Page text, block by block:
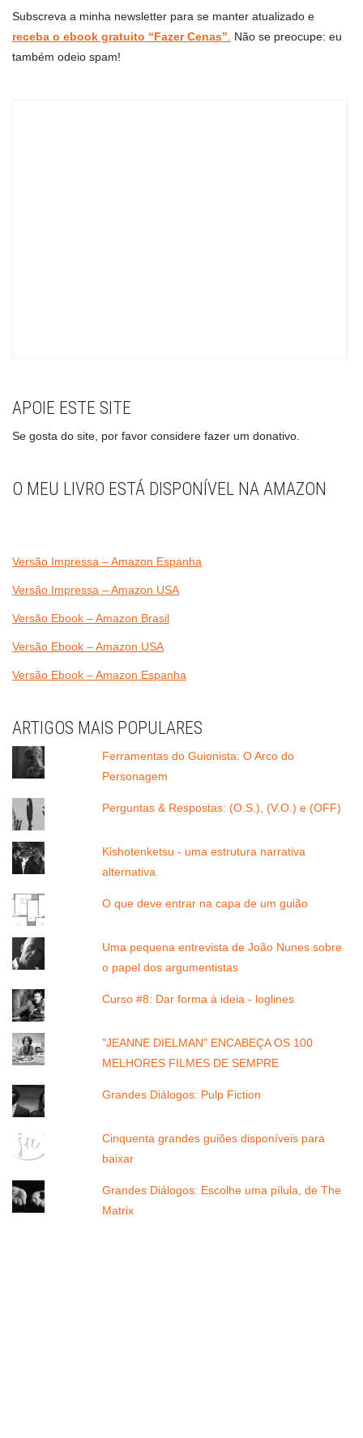
Subscreva a minha newsletter para se manter atualizado e
receba o ebook gratuito “Fazer Cenas”
Não se preocupe: eu
também odeio spam!
APOIE ESTE SITE
Se gosta do site, por favor considere fazer um donativo.
O MEU LIVRO ESTÁ DISPONÍVEL NA AMAZON
Versão Impressa – Amazon Espanha
Versão Impressa – Amazon USA
Versão Ebook – Amazon Brasil
Versão Ebook – Amazon USA
Versão Ebook – Amazon Espanha
ARTIGOS MAIS POPULARES
Ferramentas do Guionista: O Arco do
Personagem
Perguntas & Respostas: (O.S.), (V.O.) e (OFF)
Kishotenketsu - uma estrutura narrativa
alternativa.
O que deve entrar na capa de um guião
Uma pequena entrevista de João Nunes sobre
o papel dos argumentistas
Curso #8: Dar forma à ideia - loglines
"JEANNE DIELMAN" ENCABEÇA OS 100
MELHORES FILMES DE SEMPRE
Grandes Diálogos: Pulp Fiction
Cinquenta grandes guiões disponíveis para
baixar
Grandes Diálogos: Escolhe uma pílula, de The
Matrix